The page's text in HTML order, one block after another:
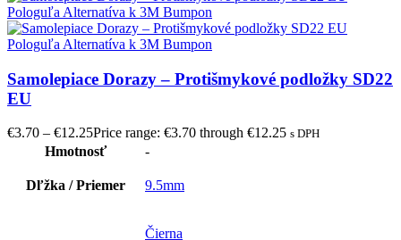
Samolepiace Dorazy – Protišmykové podložky SD22
EU
€3.70 – €12.25Price range: €3.70 through €12.25 s DPH
Hmotnosť -
Dľžka / Priemer 9.5mm
Čierna